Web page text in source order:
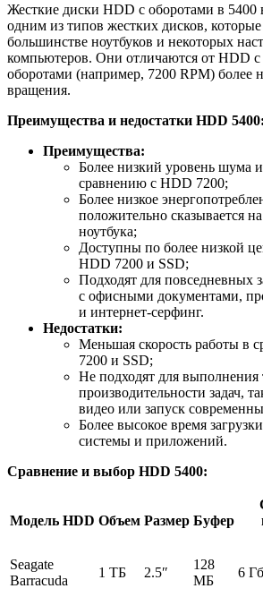
Жесткие диски HDD с оборотами в 5400
одним из типов жестких дисков,
большинстве ноутбуков и некоторых
компьютеров. Они отличаются от HDD
оборотами (например, 7200 RPM) более
вращения.
Преимущества и недостатки HDD 5400:
Преимущества:
Более низкий уровень шума
сравнению с HDD 7200;
Более низкое
положительно сказывается
ноутбука;
Доступны по более низкой
HDD 7200 и SSD;
Подходят для повседневных
с офисными документами,
и интернет-серфинг.
Недостатки:
Меньшая скорость работы в
7200 и SSD;
Не подходят для выполнения
производительности задач,
видео или запуск
Более высокое время
системы и приложений.
Сравнение и выбор HDD 5400:
Модель HDD Объем Размер Буфер
Seagate
Barracuda
1 ТБ 2.5″
128
МБ
6